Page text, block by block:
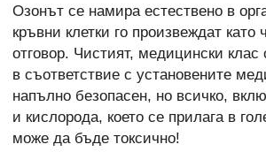
Озонът се намира естествено в
кръвни клетки го произвеждат като
отговор. Чистият, медицински клас
в съответствие с установените
напълно безопасен, но всичко,
и кислорода, което се прилага в
може да бъде токсично!